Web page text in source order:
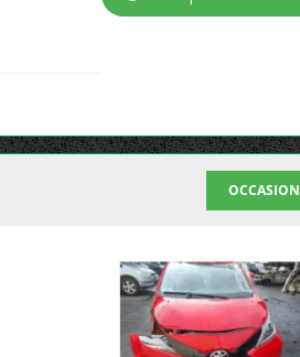
OCCASION